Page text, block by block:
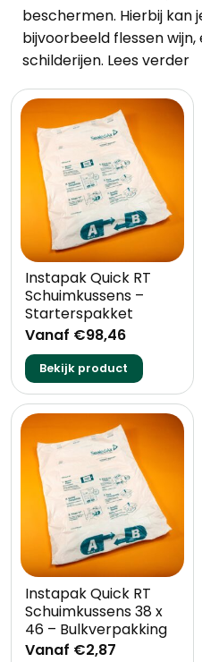
beschermen. Hierbij kan
bijvoorbeeld flessen
schilderijen. Lees verder
Instapak Quick RT
Schuimkussens –
Starterspakket
Vanaf €98,46
Bekijk product
Instapak Quick RT
Schuimkussens 38 x
46 – Bulkverpakking
Vanaf €2,87